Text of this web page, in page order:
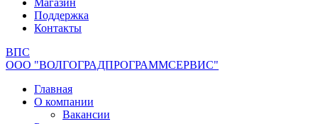
Магазин
Поддержка
Контакты
ВПС
ООО "ВОЛГОГРАДПРОГРАММСЕРВИС"
Главная
О компании
Вакансии